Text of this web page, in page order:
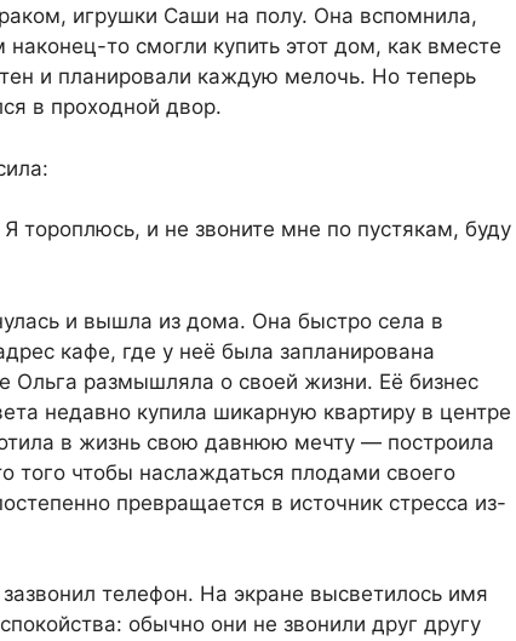
игрушки Саши на полу. Она вспомнила,
то смогли купить этот дом, как вместе
и планировали каждую мелочь. Но теперь
в проходной двор.
тороплюсь, и не звоните мне по пустякам, буду
и вышла из дома. Она быстро села в
кафе, где у неё была запланирована
Ольга размышляла о своей жизни. Её бизнес
недавно купила шикарную квартиру в центре
в жизнь свою давнюю мечту — построила
того чтобы наслаждаться плодами своего
превращается в источник стресса из-
телефон. На экране высветилось имя
обычно они не звонили друг другу